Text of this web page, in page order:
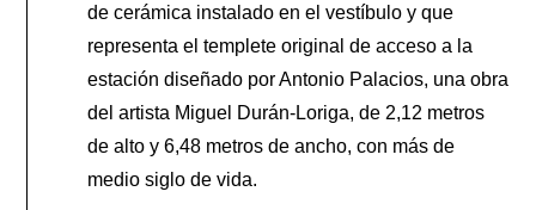
de cerámica instalado en el vestíbulo y que
representa el templete original de acceso a la
estación diseñado por Antonio Palacios, una obra
del artista Miguel Durán-Loriga, de 2,12 metros
de alto y 6,48 metros de ancho, con más de
medio siglo de vida.